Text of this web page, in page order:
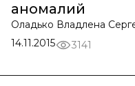
аномалий
Оладько Владлена
14.11.2015
3141